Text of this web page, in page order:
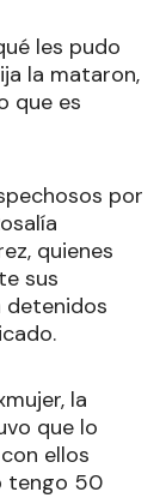
les pudo
la mataron,
que es
por
quienes
sus
detenidos
la
que lo
ellos
tengo 50